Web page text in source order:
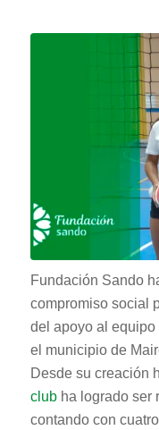
Fundación Sando
compromiso social
del apoyo al
el municipio de
Desde su creación
clubha logrado ser
contando con